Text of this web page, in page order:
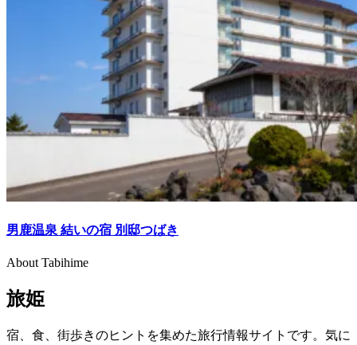
男鹿温泉 結いの宿 別邸つばき
About Tabihime
旅姫
宿、食、街歩きのヒントを集めた旅行情報サイトです。気に